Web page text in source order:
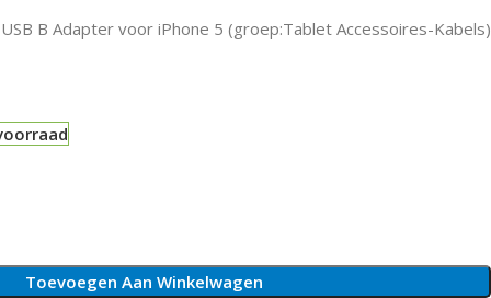
B Adapter voor iPhone 5 (groep:Tablet Accessoires-Kabels)
Toevoegen Aan Winkelwagen